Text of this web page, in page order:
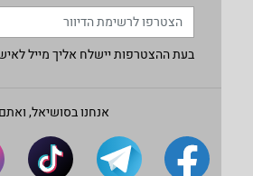
בעת ההצטרפות יישלח אליך מייל
אנחנו בסושיאל,